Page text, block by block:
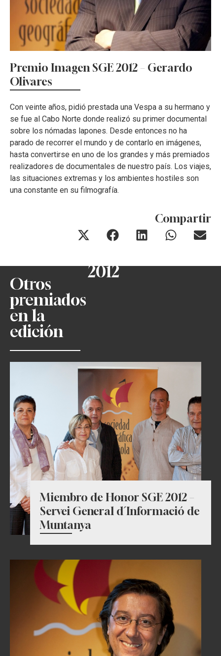
Premio Imagen SGE 2012 – Gerardo
Olivares
Con veinte años, pidió prestada una Vespa a su hermano y
se fue al Cabo Norte donde realizó su primer documental
sobre los nómadas lapones. Desde entonces no ha
parado de recorrer el mundo y de contarlo en imágenes,
hasta convertirse en uno de los grandes y más premiados
realizadores de documentales de nuestro país. Los viajes,
las situaciones extremas y los ambientes hostiles son
una constante en su filmografía.
Compartir
Otros
premiados
en la
edición
2012
Miembro de Honor SGE 2012 –
Servei General d´Informació de
Muntanya